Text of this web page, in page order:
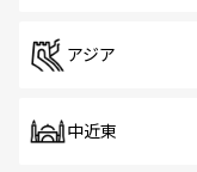
アジア
中近東